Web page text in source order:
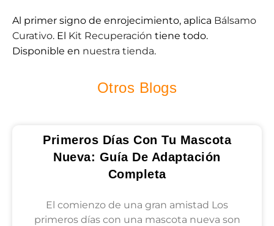
Al primer signo de enrojecimiento, aplica Bálsamo
Curativo. El Kit Recuperación tiene todo.
Disponible en nuestra tienda.
Otros Blogs
Primeros Días Con Tu Mascota
Nueva: Guía De Adaptación
Completa
El comienzo de una gran amistad Los
primeros días con una mascota nueva son